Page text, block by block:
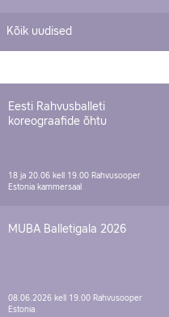
Kõik uudised
Eesti Rahvusballeti
koreograafide õhtu
18 ja 20.06 kell 19.00 Rahvusooper
Estonia kammersaal
MUBA Balletigala 2026
08.06.2026 kell 19.00 Rahvusooper
Estonia